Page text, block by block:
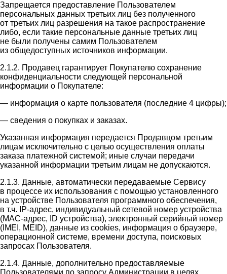
Запрещается предоставление Пользователем
персональных данных третьих лиц без полученного
от третьих лиц разрешения на такое распространение
либо, если такие персональные данные третьих лиц
не были получены самим Пользователем
из общедоступных источников информации.
2.1.2. Продавец гарантирует Покупателю сохранение
конфиденциальности следующей персональной
информации о Покупателе:
— информация о карте пользователя (последние 4 цифры);
— сведения о покупках и заказах.
Указанная информация передается Продавцом третьим
лицам исключительно с целью осуществления оплаты
заказа платежной системой; иные случаи передачи
указанной информации третьим лицам не допускаются.
2.1.3. Данные, автоматически передаваемые Сервису
в процессе их использования с помощью установленного
на устройстве Пользователя программного обеспечения,
в т.ч. IP-адрес, индивидуальный сетевой номер устройства
(MAC-адрес, ID устройства), электронный серийный номер
(IMEI, MEID), данные из cookies, информация о браузере,
операционной системе, времени доступа, поисковых
запросах Пользователя.
2.1.4. Данные, дополнительно предоставляемые